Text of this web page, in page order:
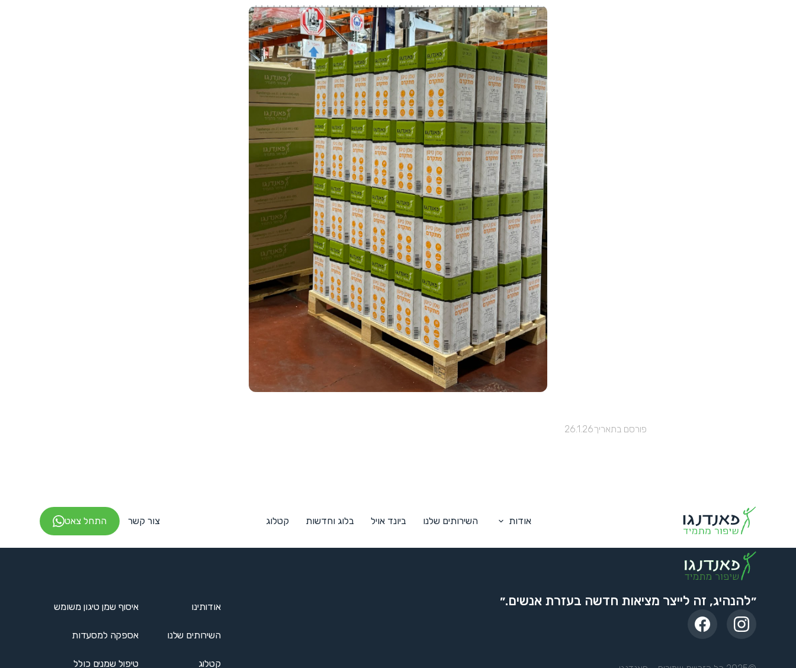
פורסם בתאריך26.1.26
אודות השירותים שלנו ביונד אויל בלוג וחדשות קטלוג צור קשר התחל צאט
״להנהיג, זה לייצר מציאות חדשה בעזרת אנשים.״ אודותינו
השירותים שלנו
קטלוג
איסוף שמן טיגון משומש
אספקה למסעדות
טיפול שמנים כולל